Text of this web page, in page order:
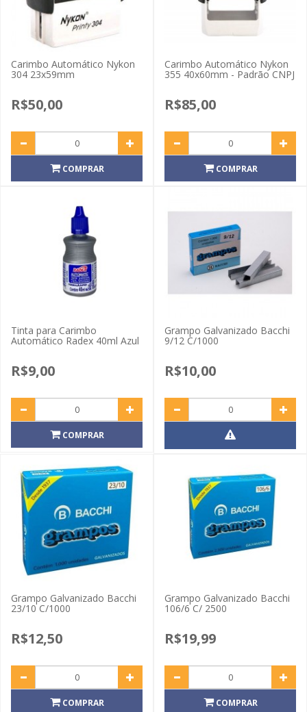
Carimbo Automático Nykon
304 23x59mm
R$50,00
COMPRAR
Carimbo Automático Nykon
355 40x60mm - Padrão CNPJ
R$85,00
COMPRAR
Tinta para Carimbo
Automático Radex 40ml Azul
R$9,00
COMPRAR
Grampo Galvanizado Bacchi
9/12 C/1000
R$10,00
Grampo Galvanizado Bacchi
23/10 C/1000
R$12,50
COMPRAR
Grampo Galvanizado Bacchi
106/6 C/ 2500
R$19,99
COMPRAR